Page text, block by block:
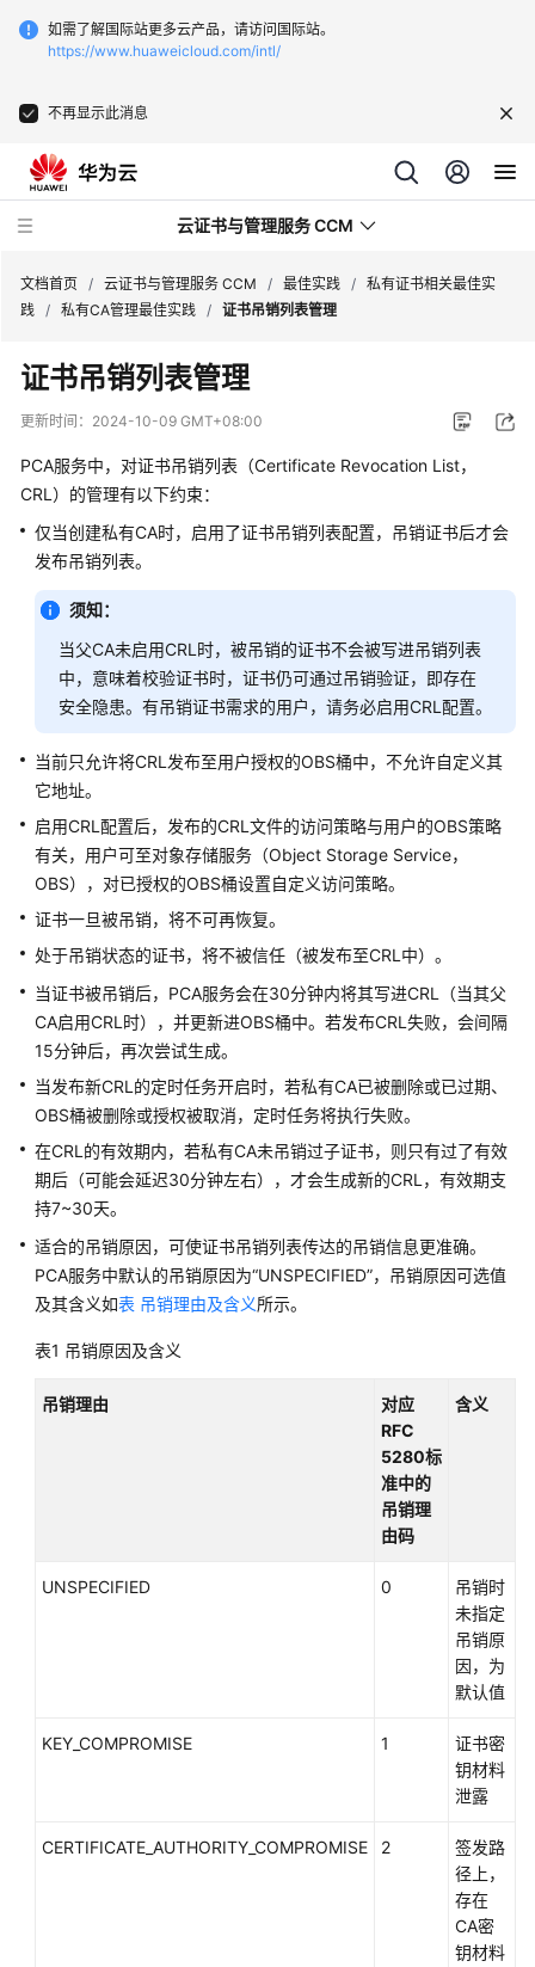
如需了解国际站更多云产品，请访问国际站。
https://www.huaweicloud.com/intl/
不再显示此消息
云证书与管理服务 CCM
新
动
服
公
告
产
计
费
明
快
速
入
SSL
证
书
用
指
南
私
有
证
书
用
指
汇
证
文档首页 / 云证书与管理服务 CCM / 最佳实践 / 私有证书相关最佳实
践 / 私有CA管理最佳实践 / 证书吊销列表管理
证书吊销列表管理
更新时间： 2024-10-09 GMT+08:00
PCA服务中，对证书吊销列表（Certificate Revocation List，
CRL）的管理有以下约束：
仅当创建私有CA时，启用了证书吊销列表配置，吊销证书后才会
发布吊销列表。
须知：
当父CA未启用CRL时，被吊销的证书不会被写进吊销列表
中，意味着校验证书时，证书仍可通过吊销验证，即存在
安全隐患。有吊销证书需求的用户，请务必启用CRL配置。
当前只允许将CRL发布至用户授权的OBS桶中，不允许自定义其
它地址。
启用CRL配置后，发布的CRL文件的访问策略与用户的OBS策略
有关，用户可至对象存储服务（Object Storage Service，
OBS），对已授权的OBS桶设置自定义访问策略。
证书一旦被吊销，将不可再恢复。
处于吊销状态的证书，将不被信任（被发布至CRL中）。
当证书被吊销后，PCA服务会在30分钟内将其写进CRL（当其父
CA启用CRL时），并更新进OBS桶中。若发布CRL失败，会间隔
15分钟后，再次尝试生成。
当发布新CRL的定时任务开启时，若私有CA已被删除或已过期、
OBS桶被删除或授权被取消，定时任务将执行失败。
在CRL的有效期内，若私有CA未吊销过子证书，则只有过了有效
期后（可能会延迟30分钟左右），才会生成新的CRL，有效期支
持7~30天。
适合的吊销原因，可使证书吊销列表传达的吊销信息更准确。
PCA服务中默认的吊销原因为“UNSPECIFIED”，吊销原因可选值
及其含义如表 吊销理由及含义所示。
表1 吊销原因及含义
吊销理由
对应
RFC
5280标
准中的
吊销理
由码
含义
UNSPECIFIED 0
吊销时
未指定
吊销原
因，为
默认值
KEY_COMPROMISE 1
证书密
钥材料
泄露
CERTIFICATE_AUTHORITY_COMPROMISE 2
签发路
径上，
存在
CA密
钥材料